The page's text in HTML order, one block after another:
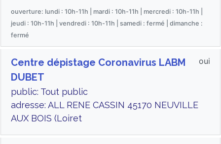
ouverture: lundi : 10h-11h | mardi : 10h-11h | mercredi : 10h-11h |
jeudi : 10h-11h | vendredi : 10h-11h | samedi : fermé | dimanche :
fermé
Centre dépistage Coronavirus LABM
DUBET
public: Tout public
adresse: ALL RENE CASSIN 45170 NEUVILLE
AUX BOIS (Loiret
oui